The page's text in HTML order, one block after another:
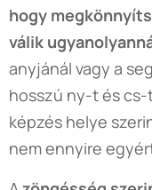
hogy
válik
anyjánál vagy a
hosszú ny-t és
képzés helye
nem ennyire